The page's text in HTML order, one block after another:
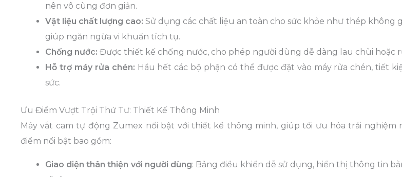
nên vô cùng đơn giản.
Vật liệu chất lượng cao: Sử dụng các chất liệu an toàn cho sức khỏe như thép không
giúp ngăn ngừa vi khuẩn tích tụ.
Chống nước: Được thiết kế chống nước, cho phép người dùng dễ dàng lau chùi hoặc
Hỗ trợ máy rửa chén: Hầu hết các bộ phận có thể được đặt vào máy rửa chén, tiết
sức.
Ưu Điểm Vượt Trội Thứ Tư: Thiết Kế Thông Minh
Máy vắt cam tự động Zumex nổi bật với thiết kế thông minh, giúp tối ưu hóa trải nghiệm
điểm nổi bật bao gồm:
Giao diện thân thiện với người dùng: Bảng điều khiển dễ sử dụng, hiển thị thông tin